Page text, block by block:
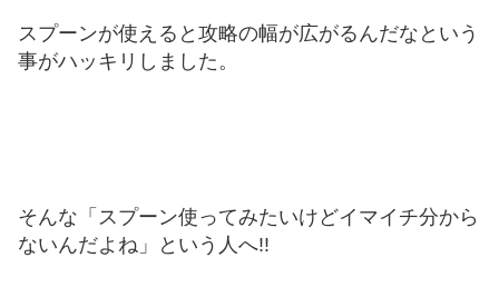
スプーンが使えると攻略の幅が広がるんだなという
事がハッキリしました。
そんな「スプーン使ってみたいけどイマイチ分から
ないんだよね」という人へ!!